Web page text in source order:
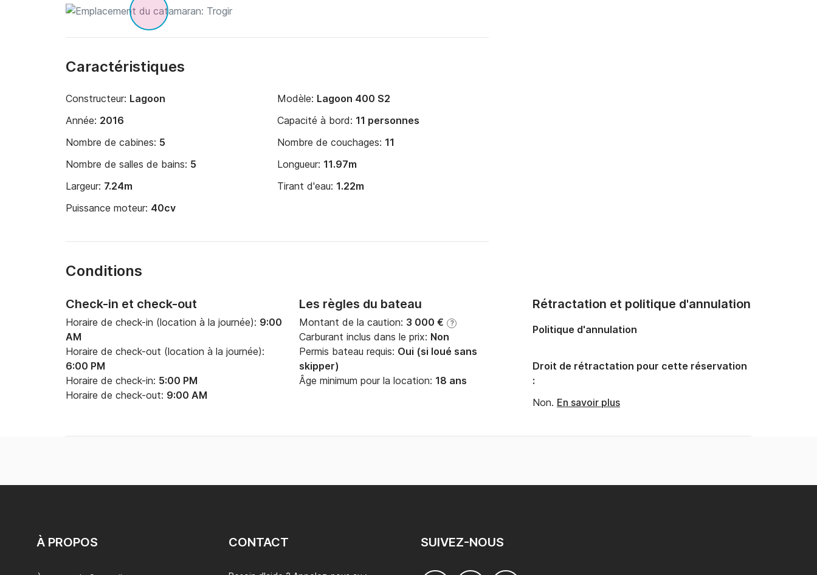
Caractéristiques
Constructeur: Lagoon Modèle: Lagoon 400 S2
Année: 2016 Capacité à bord: 11 personnes
Nombre de cabines: 5 Nombre de couchages: 11
Nombre de salles de bains: 5 Longueur: 11.97m
Largeur: 7.24m Tirant d'eau: 1.22m
Puissance moteur: 40cv
Conditions
Check-in et check-out
Horaire de check-in (location à la journée): 9:00
AM
Horaire de check-out (location à la journée):
6:00 PM
Horaire de check-in: 5:00 PM
Horaire de check-out: 9:00 AM
Les règles du bateau
Montant de la caution: 3 000 € ?
Carburant inclus dans le prix: Non
Permis bateau requis: Oui (si loué sans
skipper)
Âge minimum pour la location: 18 ans
Rétractation et politique d'annulation
Politique d'annulation
Droit de rétractation pour cette réservation
:
Non. En savoir plus
À PROPOS CONTACT SUIVEZ-NOUS